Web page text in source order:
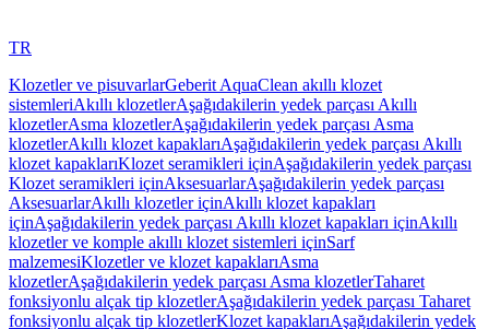
TR
Klozetler ve pisuvarlarGeberit AquaClean akıllı klozet
sistemleriAkıllı klozetlerAşağıdakilerin yedek parçası Akıllı
klozetlerAsma klozetlerAşağıdakilerin yedek parçası Asma
klozetlerAkıllı klozet kapaklarıAşağıdakilerin yedek parçası Akıllı
klozet kapaklarıKlozet seramikleri içinAşağıdakilerin yedek parçası
Klozet seramikleri içinAksesuarlarAşağıdakilerin yedek parçası
AksesuarlarAkıllı klozetler içinAkıllı klozet kapakları
içinAşağıdakilerin yedek parçası Akıllı klozet kapakları içinAkıllı
klozetler ve komple akıllı klozet sistemleri içinSarf
malzemesiKlozetler ve klozet kapaklarıAsma
klozetlerAşağıdakilerin yedek parçası Asma klozetlerTaharet
fonksiyonlu alçak tip klozetlerAşağıdakilerin yedek parçası Taharet
fonksiyonlu alçak tip klozetlerKlozet kapaklarıAşağıdakilerin yedek